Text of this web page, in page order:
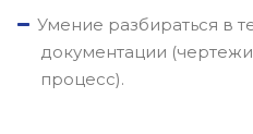
Умение разбираться в
документации
процесс).